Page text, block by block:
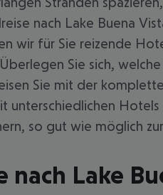
nach Lake Buena
wir für Sie reizende
Sie sich,
Sie mit der
Hotels
so gut wie möglich
nach Lake